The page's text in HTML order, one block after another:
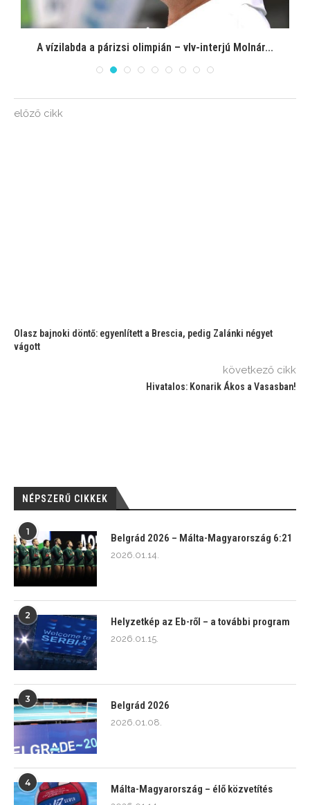
A vízilabda a párizsi olimpián – vlv-interjú Molnár...
előző cikk
Olasz bajnoki döntő: egyenlített a Brescia, pedig Zalánki négyet
vágott
következő cikk
Hivatalos: Konarik Ákos a Vasasban!
NÉPSZERŰ CIKKEK
1
Belgrád 2026 – Málta-Magyarország 6:21
2026.01.14.
2
Helyzetkép az Eb-ről – a további program
2026.01.15.
3
Belgrád 2026
2026.01.08.
4
Málta-Magyarország – élő közvetítés